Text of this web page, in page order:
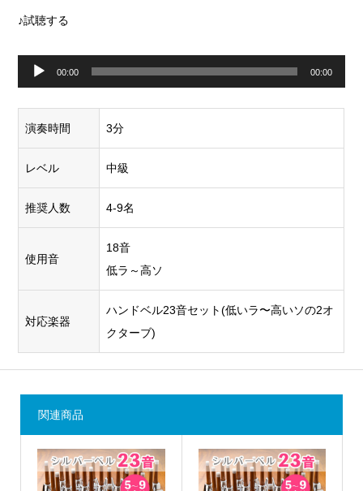
♪試聴する
声
ー
ヤ
ー
00:00 00:00
演奏時間 3分
レベル 中級
推奨人数 4-9名
使用音
18音
低ラ～高ソ
対応楽器
ハンドベル23音セット(低いラ〜高いソの2オ
クターブ)
関連商品